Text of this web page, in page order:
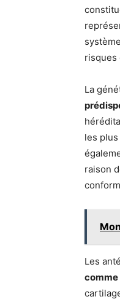
risques
La
les
raison
Les